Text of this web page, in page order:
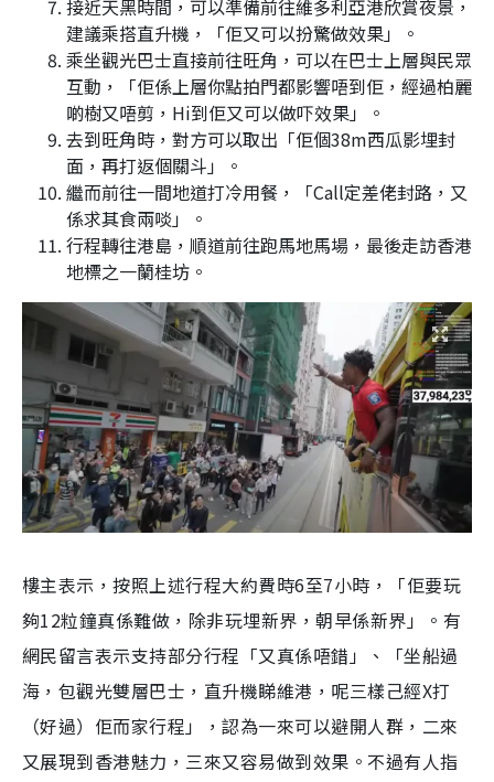
接近天黑時間，可以準備前往維多利亞港欣賞夜景，
建議乘搭直升機，「佢又可以扮驚做效果」。
乘坐觀光巴士直接前往旺角，可以在巴士上層與民眾
互動，「佢係上層你點拍門都影響唔到佢，經過柏麗
啲樹又唔剪，Hi到佢又可以做吓效果」。
去到旺角時，對方可以取出「佢個38m西瓜影埋封
面，再打返個關斗」。
繼而前往一間地道打冷用餐，「Call定差佬封路，又
係求其食兩啖」。
行程轉往港島，順道前往跑馬地馬場，最後走訪香港
地標之一蘭桂坊。
樓主表示，按照上述行程大約費時6至7小時，「佢要玩
夠12粒鐘真係難做，除非玩埋新界，朝早係新界」。有
網民留言表示支持部分行程「又真係唔錯」、「坐船過
海，包觀光雙層巴士，直升機睇維港，呢三樣己經X打
（好過）佢而家行程」，認為一來可以避開人群，二來
又展現到香港魅力，三來又容易做到效果。不過有人指